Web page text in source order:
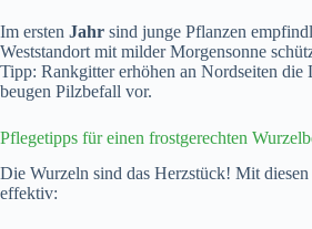
Im ersten Jahr sind junge Pflanzen
Weststandort mit milder Morgensonne
Tipp: Rankgitter erhöhen an Nordseiten
beugen Pilzbefall vor.
Pflegetipps für einen frostgerechten
Die Wurzeln sind das Herzstück! Mit
effektiv: